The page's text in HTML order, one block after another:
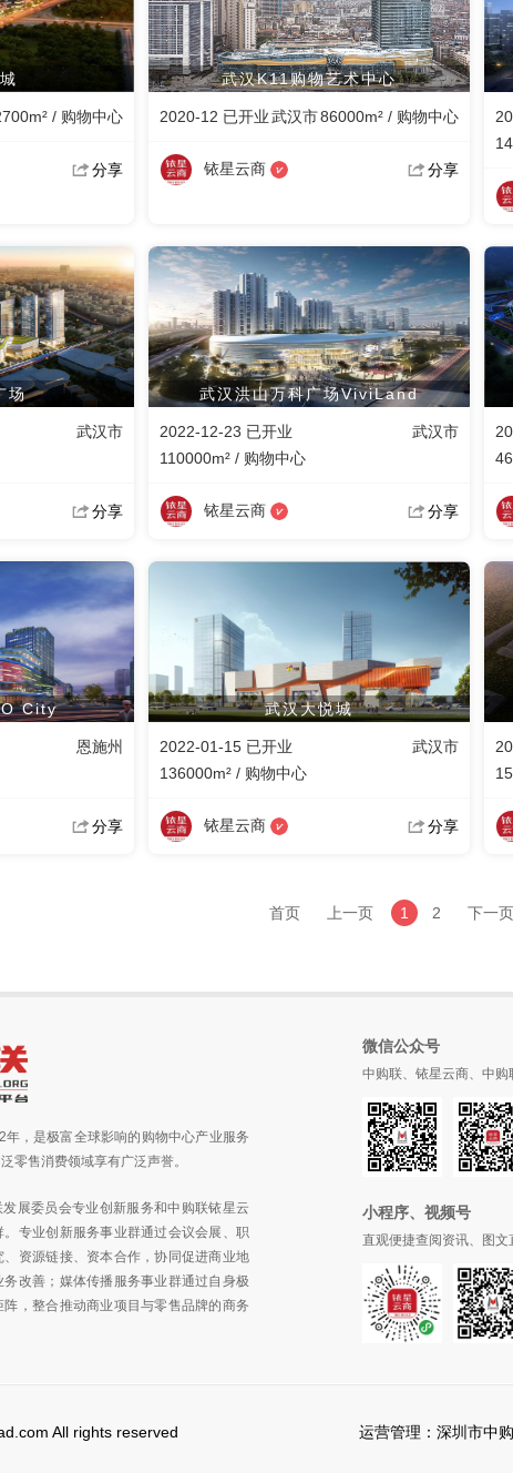
/ 购物中心
分享
武汉K11购物艺术中心
2020-12 已开业武汉市86000m² / 购物中心
铱星云商 分享
场
武汉市
分享
武汉洪山万科广场ViviLand
2022-12-23 已开业
武汉市
110000m² / 购物中心
铱星云商 分享
City
恩施州
分享
武汉大悦城
2022-01-15 已开业
武汉市
136000m² / 购物中心
铱星云商 分享
首页 上一页 1 2 下一页
，是极富全球影响的购物中心产业服务
零售消费领域享有广泛声誉。
展委员会专业创新服务和中购联铱星云
专业创新服务事业群通过会议会展、职
资源链接、资本合作，协同促进商业地
改善；媒体传播服务事业群通过自身极
，整合推动商业项目与零售品牌的商务
微信公众号
中购联、铱星云商、中
小程序、视频号
直观便捷查阅资讯、图
All rights reserved 运营管理：深圳市中